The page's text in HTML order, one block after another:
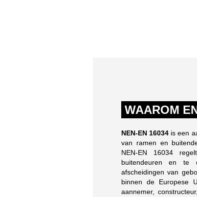
WAAROM
NEN-EN 16034is een
van ramen en
NEN-EN 16034
buitendeuren en te
afscheidingen van
binnen de Europese
aannemer,